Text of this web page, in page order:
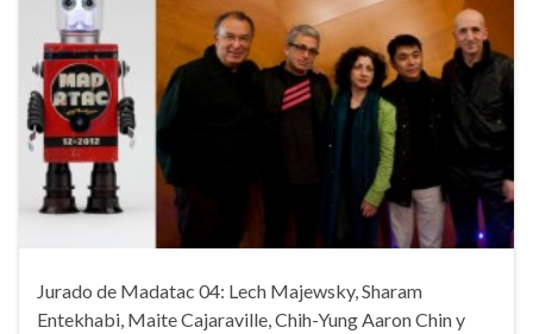
Jurado de Madatac 04: Lech Majewsky, Sharam
Entekhabi, Maite Cajaraville, Chih-Yung Aaron Chin y